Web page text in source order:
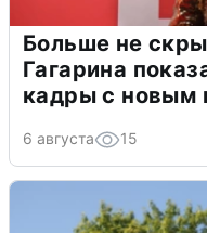
Больше не
Гагарина
кадры с новым
6 августа 15